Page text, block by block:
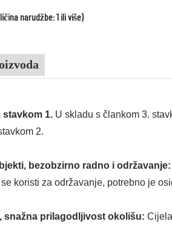
narudžbe: 1 ili više)
stavkom 1. U skladu s člankom 3.
2.
bezobzirno radno i održavanje:
koristi za održavanje, potrebno je
snažna prilagodljivost okolišu: